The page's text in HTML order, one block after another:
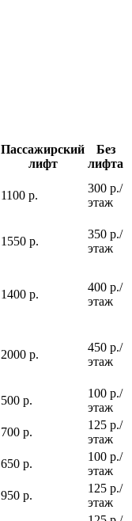
Пассажирский
лифт
Без
лифта
1100 р.
300 р./
этаж
1550 р.
350 р./
этаж
1400 р.
400 р./
этаж
2000 р.
450 р./
этаж
500 р.
100 р./
этаж
700 р.
125 р./
этаж
650 р.
100 р./
этаж
950 р.
125 р./
этаж